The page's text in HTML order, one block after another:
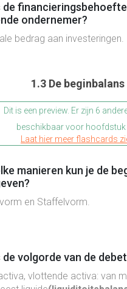
de
ondernemer?
bedrag aan investeringen.
1.3 De beginbalans
Dit is een preview. Er zijn 6
beschikbaar voor hoofdstuk
Laat hier meer flashcards
manieren kun je de
en Staffelvorm.
de volgorde van de
vlottende activa: van